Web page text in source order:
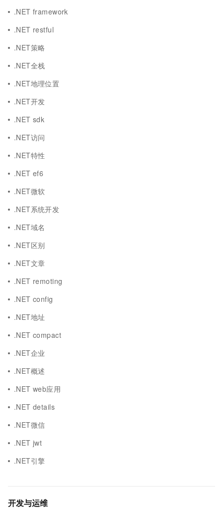
.NET framework
.NET restful
.NET策略
.NET全栈
.NET地理位置
.NET开发
.NET sdk
.NET访问
.NET特性
.NET ef6
.NET微软
.NET系统开发
.NET域名
.NET区别
.NET文章
.NET remoting
.NET config
.NET地址
.NET compact
.NET企业
.NET概述
.NET web应用
.NET details
.NET微信
.NET jwt
.NET引擎
开发与运维